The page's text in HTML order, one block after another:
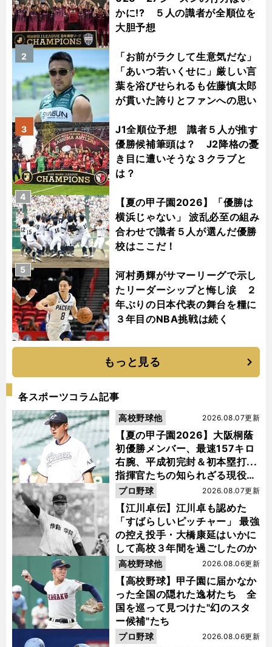
かに!? ５人の識者が全順位を
大胆予想
「お前がラクして生意気だな」
「あいつ若いくせに」厳しい言
葉を浴びせられるも佐藤慎太郎
が貫いた誇りとファンへの思い
2
J1全順位予想 識者５人が推す
優勝候補筆頭は？ J2降格の憂
き目に遭いそうな３クラブと
は？
3
【夏の甲子園2026】「優勝は
横浜じゃない」 波乱必至の組み
合わせで識者５人が選んだ優勝
校はここだ！
4
河村勇輝がサマーリーグで示し
たリーダーシップと悔し涙 ２
年ぶりの日本代表の舞台を糧に
３年目のNBA挑戦は続く
5
もっと見る
各スポーツコラム記事
【夏の甲子園2026】大阪桐蔭
初優勝メンバー、最速157キロ
右腕、平成初完封＆初本塁打...
指揮官たちの知られざる現役時
代
2026.08.07更新
高校野球他
【江川卓伝】江川卓も認めた
「すばらしいピッチャー」 最強
の控え投手・大橋康延はいかに
して高校３年間を過ごしたのか
2026.08.07更新
プロ野球
【高校野球】甲子園に届かなか
った全国の隠れた逸材たち 全
国を巡って見つけた"幻のスタ
ー候補"たち
2026.08.06更新
高校野球他
2026.08.06更新
プロ野球